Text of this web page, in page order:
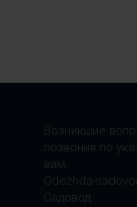
Возникшие
позвонив по
вам.
Odezhda-
Садовод.